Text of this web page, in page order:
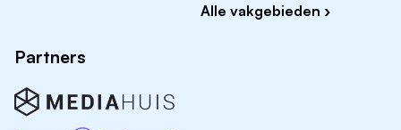
Alle vakgebieden ›
Partners